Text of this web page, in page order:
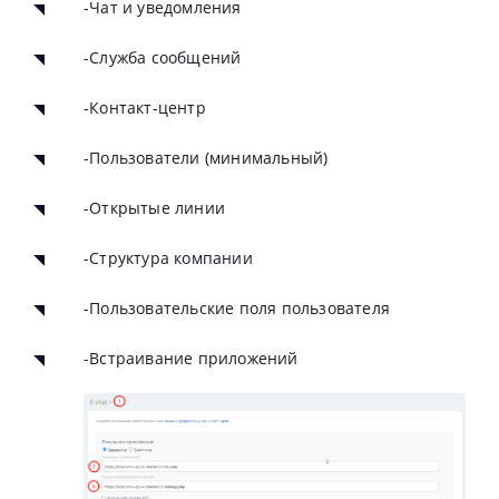
-Чат и уведомления
-Служба сообщений
-Контакт-центр
-Пользователи (минимальный)
-Открытые линии
-Структура компании
-Пользовательские поля пользователя
-Встраивание приложений